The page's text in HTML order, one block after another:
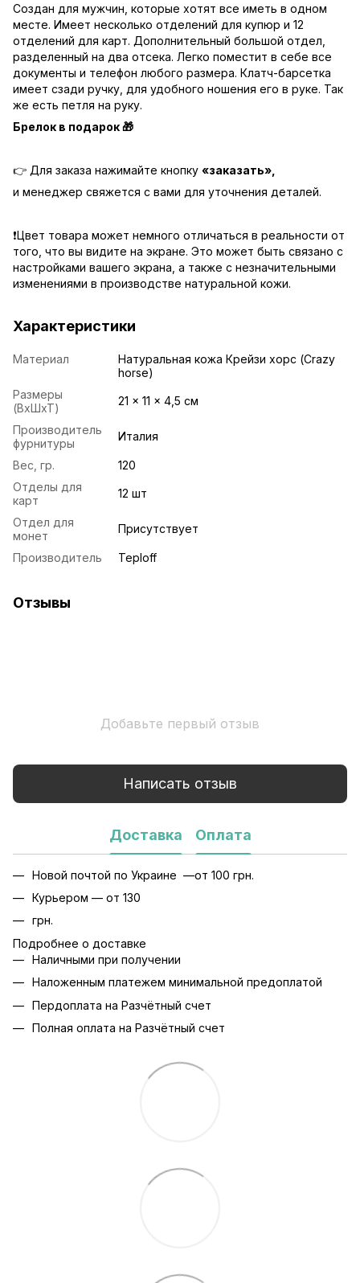
Создан для мужчин, которые хотят все иметь в одном
месте. Имеет несколько отделений для купюр и 12
отделений для карт. Дополнительный большой отдел,
разделенный на два отсека. Легко поместит в себе все
документы и телефон любого размера. Клатч-барсетка
имеет сзади ручку, для удобного ношения его в руке. Так
же есть петля на руку.
Брелок в подарок🎁
👉 Для заказа нажимайте кнопку «заказать»,
и менеджер свяжется с вами для уточнения деталей.
❗️Цвет товара может немного отличаться в реальности от
того, что вы видите на экране. Это может быть связано с
настройками вашего экрана, а также с незначительными
изменениями в производстве натуральной кожи.
Характеристики
Материал
Натуральная кожа Крейзи хорс (Crazy
horse)
Размеры
(ВхШхТ)
21 x 11 x 4,5 см
Производитель
фурнитуры
Италия
Вес, гр.
120
Отделы для
карт
12 шт
Отдел для
монет
Присутствует
Производитель Teploff
Отзывы
Добавьте первый отзыв
Написать отзыв
Доставка Оплата
Новой почтой по Украине —от 100 грн.
Курьером — от 130
грн.
Подробнее о доставке
Наличными при получении
Наложенным платежем минимальной предоплатой
Пердоплата на Разчётный счет
Полная оплата на Разчётный счет